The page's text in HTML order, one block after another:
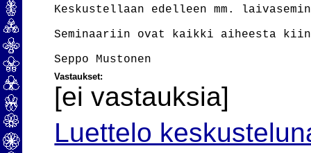
Keskustellaan edelleen mm.
Seminaariin ovat kaikki aiheesta
Vastaukset:
[ei vastauksia]
Luettelo